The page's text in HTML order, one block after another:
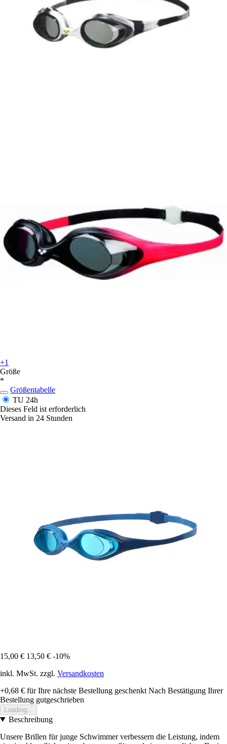
+1
Größe
*
Größentabelle
TU 24h
Dieses Feld ist erforderlich
Versand in 24 Stunden
15,00 € 13,50 € -10%
inkl. MwSt. zzgl. Versandkosten
+0,68 € für Ihre nächste Bestellung geschenkt Nach Bestätigung Ihrer
Bestellung gutgeschrieben
Loading...
Beschreibung
Unsere Brillen für junge Schwimmer verbessern die Leistung, indem